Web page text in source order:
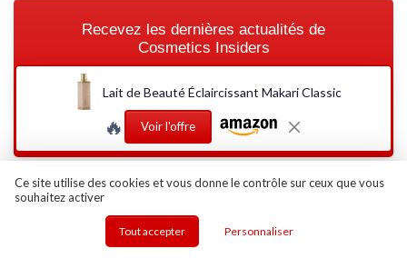
Recevez les dernières actualités de
Cosmetics Insiders
➔ Je m'inscris
En remplissant ce formulaire, j’accepte d’être contacté(e) à des
fins commerciales par Cosmetics Insiders et ses partenaires.
Cosmetics Insiders
Ajoutez-nous à vos sources préférées sur Google
Parole d'experts
Lait de Beauté Éclaircissant Makari Classic
🔥 Voir l'offre
Ce site utilise des cookies et vous donne le contrôle sur ceux que vous
souhaitez activer
Tout accepter Personnaliser